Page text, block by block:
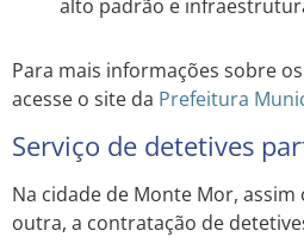
alto padrão e
Para mais informações sobre
acesse o site da Prefeitura
Serviço de detetives
Na cidade de Monte Mor,
outra, a contratação de